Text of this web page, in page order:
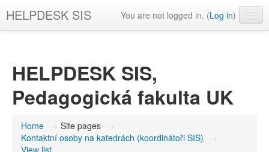
HELPDESK SIS You are not logged in. (Log in)
HELPDESK SIS,
Pedagogická fakulta UK
Home → Site pages →
Kontaktní osoby na katedrách (koordinátoři SIS) →
View list